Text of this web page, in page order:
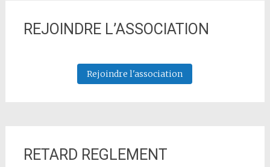
REJOINDRE L’ASSOCIATION
Rejoindre l'association
RETARD REGLEMENT